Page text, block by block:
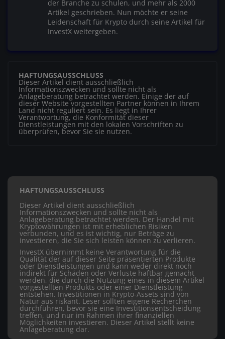
der Branche zu schulen, und mehr als 2000
Artikel geschrieben. Nun möchte er seine
Leidenschaft für Krypto durch seine Artikel für
InvestX weitergeben.
HAFTUNGSAUSSCHLUSS
Dieser Artikel dient ausschließlich
Informationszwecken und sollte nicht als
Anlageberatung betrachtet werden. Einige der auf
dieser Website vorgestellten Partner können in Ihrem
Land nicht reguliert sein. Es liegt in Ihrer
Verantwortung, die Konformität dieser
Dienstleistungen mit den lokalen Vorschriften zu
überprüfen, bevor Sie sie nutzen.
HAFTUNGSAUSSCHLUSS
Dieser Artikel dient ausschließlich
Informationszwecken und sollte nicht als
Anlageberatung betrachtet werden. Der Handel mit
Kryptowährungen ist mit erheblichen Risiken
verbunden, und es ist wichtig, nur Beträge zu
investieren, die Sie sich leisten können zu verlieren.
InvestX übernimmt keine Verantwortung für die
Qualität der auf dieser Seite präsentierten Produkte
oder Dienstleistungen und kann weder direkt noch
indirekt für Schäden oder Verluste haftbar gemacht
werden, die durch die Nutzung eines in diesem Artikel
vorgestellten Produkts oder einer Dienstleistung
entstehen. Investitionen in Krypto-Assets sind von
Natur aus riskant. Leser sollten eigene Recherchen
durchführen, bevor sie eine Investitionsentscheidung
treffen, und nur im Rahmen ihrer finanziellen
Möglichkeiten investieren. Dieser Artikel stellt keine
Anlageberatung dar.